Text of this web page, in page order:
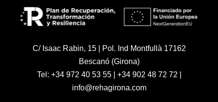
C/ Isaac Rabin, 15 | Pol. Ind Montfullà 17162
Bescanó (Girona)
Tel: +34 972 40 53 55| +34 902 48 72 72
info@rehagirona.com